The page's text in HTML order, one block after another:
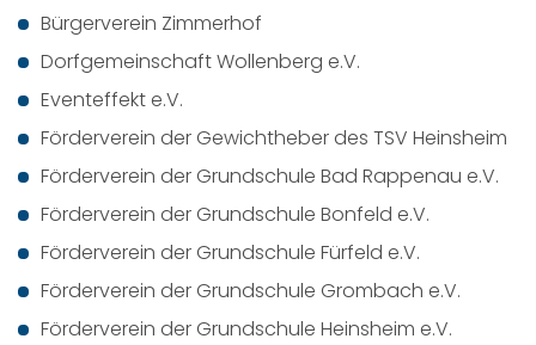
Bürgerverein Zimmerhof
Dorfgemeinschaft Wollenberg e.V.
Eventeffekt e.V.
Förderverein der Gewichtheber des TSV Heinsheim
Förderverein der Grundschule Bad Rappenau e.V.
Förderverein der Grundschule Bonfeld e.V.
Förderverein der Grundschule Fürfeld e.V.
Förderverein der Grundschule Grombach e.V.
Förderverein der Grundschule Heinsheim e.V.